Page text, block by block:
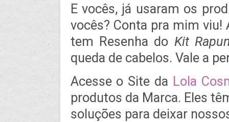
E vocês, já usaram os
vocês? Conta pra mim
tem Resenha do Kit
queda de cabelos. Vale a
Acesse o Site da Lola
produtos da Marca. Eles
soluções para deixar